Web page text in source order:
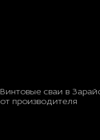
Винтовые сваи в
от производителя